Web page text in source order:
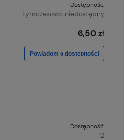
Dostępność:
tymczasowo niedostępny
6,50 zł
Powiadom o dostępności
Dostępność:
12